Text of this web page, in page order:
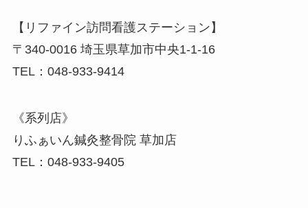
【リファイン訪問看護ステーション】
〒340-0016 埼玉県草加市中央1-1-16
TEL：048-933-9414
《系列店》
りふぁいん鍼灸整骨院 草加店
TEL：048-933-9405